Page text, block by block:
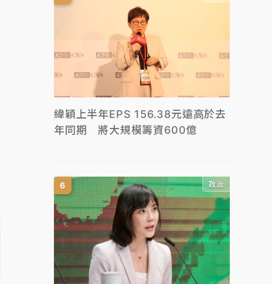
緯穎上半年EPS 156.38元遠高於去
年同期 將大規模籌資600億
政治